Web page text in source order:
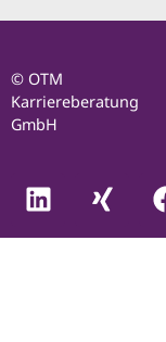
© OTM
Karriereberatung
GmbH